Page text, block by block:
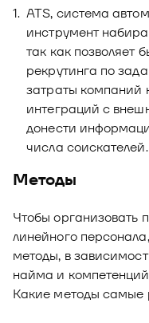
ATS, система
инструмент
так как позволяет
рекрутинга по
затраты компаний
интеграций с
донести
числа соискателей.
Методы
Чтобы организовать
линейного
методы, в
найма и
Какие методы самые